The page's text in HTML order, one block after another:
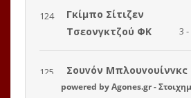
powered byAgones.gr-